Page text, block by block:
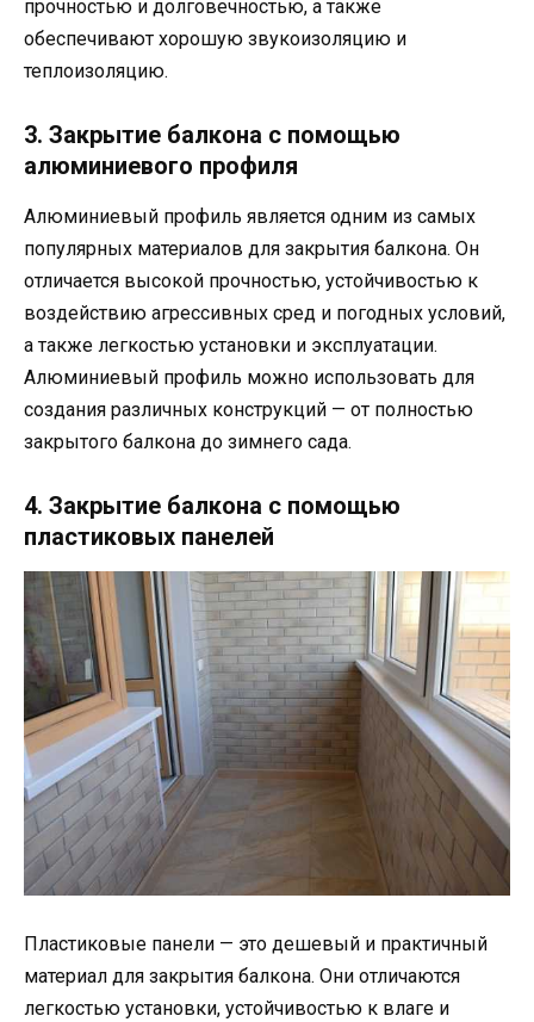
прочностью и долговечностью, а также
обеспечивают хорошую звукоизоляцию и
теплоизоляцию.
3. Закрытие балкона с помощью
алюминиевого профиля
Алюминиевый профиль является одним из самых
популярных материалов для закрытия балкона. Он
отличается высокой прочностью, устойчивостью к
воздействию агрессивных сред и погодных условий,
а также легкостью установки и эксплуатации.
Алюминиевый профиль можно использовать для
создания различных конструкций — от полностью
закрытого балкона до зимнего сада.
4. Закрытие балкона с помощью
пластиковых панелей
Пластиковые панели — это дешевый и практичный
материал для закрытия балкона. Они отличаются
легкостью установки, устойчивостью к влаге и